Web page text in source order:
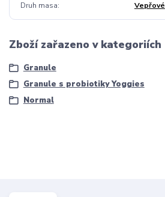
Druh masa Vepřové
Zboží zařazeno v kategoriích
Granule
Granule s probiotiky Yoggies
Normal